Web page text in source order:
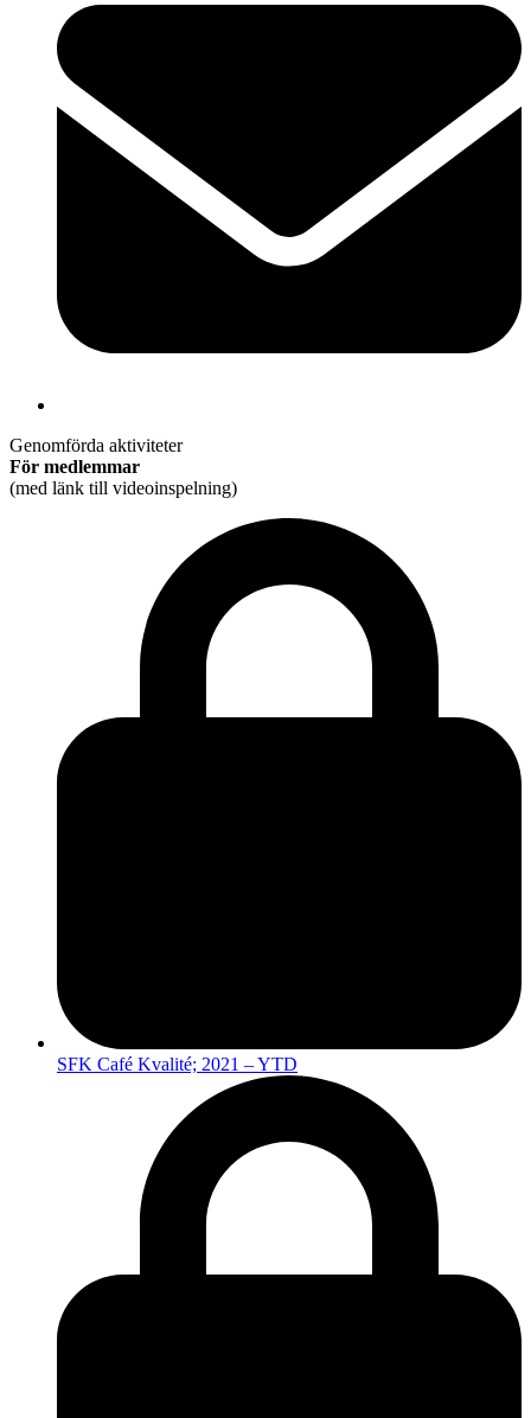
Genomförda aktiviteter
För medlemmar
(med länk till videoinspelning)
SFK Café Kvalité; 2021 – YTD